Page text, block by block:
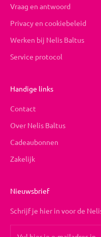
Vraag en antwoord
Privacy en cookiebeleid
Werken bij Nelis Baltus
Service protocol
Handige links
Contact
Over Nelis Baltus
Cadeaubonnen
Zakelijk
Nieuwsbrief
Schrijf je hier in voor de